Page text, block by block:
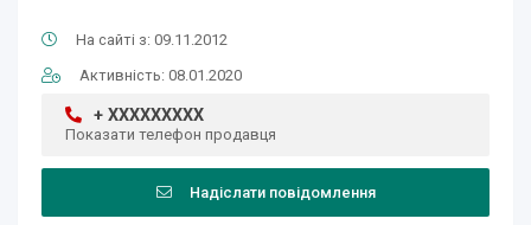
На сайті з: 09.11.2012
Активність: 08.01.2020
+ XXXXXXXXX
Показати телефон продавця
Надіслати повідомлення